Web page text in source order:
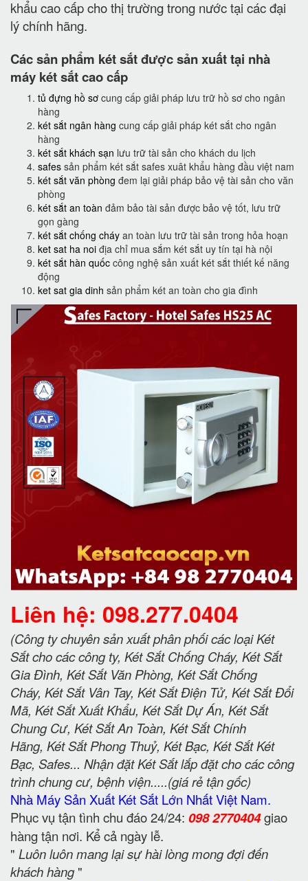
khẩu cao cấp cho thị trường trong nước tại các đại
lý chính hãng.
Các sản phẩm két sắt được sản xuất tại nhà
máy két sắt cao cấp
tủ đựng hồ sơ cung cấp giải pháp lưu trữ hồ sơ cho ngân
hàng
két sắt ngân hàng cung cấp giải pháp két sắt cho ngân
hàng
két sắt khách sạn lưu trữ tài sản cho khách du lịch
safes sản phẩm két sắt safes xuât khẩu hàng đầu việt nam
két sắt văn phòng đem lại giải pháp bảo vệ tài sản cho văn
phòng
két sắt an toàn đảm bảo tài sản được bảo vệ tốt, lưu trữ
gọn gàng
két sắt chống cháy an toàn lưu trữ tài sản trong hỏa hoạn
ket sat ha noi địa chỉ mua sắm két sắt uy tín tại hà nội
két sắt hàn quốc công nghệ sản xuất két sắt thiết kế năng
động
ket sat gia dinh sản phẩm két an toàn cho gia đình
Liên hệ: 098.277.0404
(Công ty chuyên sản xuất phân phối các loại Két
Sắt cho các công ty, Két Sắt Chống Cháy, Két Sắt
Gia Đình, Két Sắt Văn Phòng, Két Sắt Chống
Cháy, Két Sắt Vân Tay, Két Sắt Điện Tử, Két Sắt Đổi
Mã, Két Sắt Xuất Khẩu, Két Sắt Dự Án, Két Sắt
Chung Cư, Két Sắt An Toàn, Két Sắt Chính
Hãng, Két Sắt Phong Thuỷ, Két Bạc, Két Sắt Két
Bạc, Safes... Nhận đặt Két Sắt lắp đặt cho các công
trình chung cư, bệnh viện.....(giá rẻ tận gốc)
Nhà Máy Sản Xuất Két Sắt Lớn Nhất Việt Nam.
Phục vụ tận tình chu đáo 24/24: 098 2770404giao
hàng tận nơi. Kể cả ngày lễ.
" Luôn luôn mang lại sự hài lòng mong đợi đến
khách hàng"